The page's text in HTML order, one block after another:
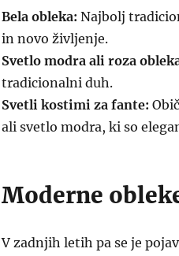
Bela obleka: Najbolj
in novo življenje.
Svetlo modra ali roza
tradicionalni duh.
Svetli kostimi za fante:
ali svetlo modra, ki so
Moderne
V zadnjih letih pa se je